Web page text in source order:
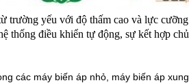
trường yếu với độ thấm cao và lực
thống điều khiển tự động, sự kết hợp
các máy biến áp nhỏ, máy biến áp